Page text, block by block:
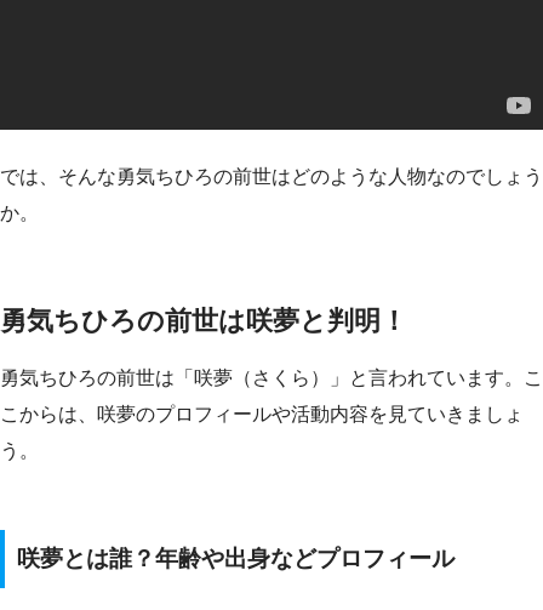
では、そんな勇気ちひろの前世はどのような人物なのでしょう
か。
勇気ちひろの前世は咲夢と判明！
勇気ちひろの前世は「咲夢（さくら）」と言われています。こ
こからは、咲夢のプロフィールや活動内容を見ていきましょ
う。
咲夢とは誰？年齢や出身などプロフィール